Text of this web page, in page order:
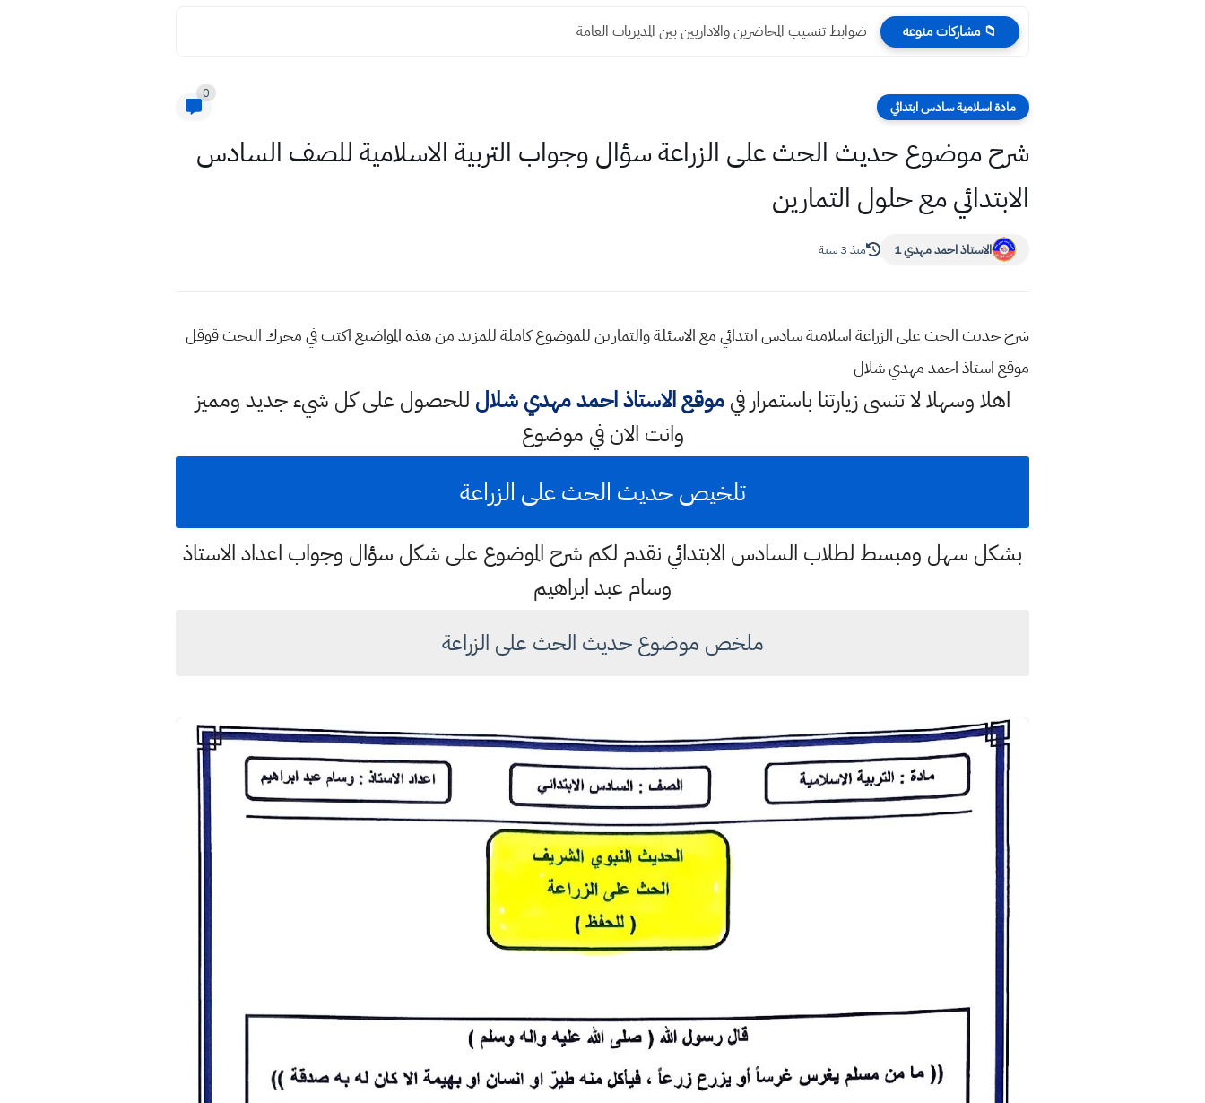
📁 مشاركات منوعه ضوابط تنسيب المحاضرين والاداريين بين المديريات العامة
مادة اسلامية سادس ابتدائي
0
شرح موضوع حديث الحث على الزراعة سؤال وجواب التربية الاسلامية للصف السادس
الابتدائي مع حلول التمارين
الاستاذ احمد مهدي 1 منذ 3 سنة
شرح حديث الحث على الزراعة اسلامية سادس ابتدائي مع الاسئلة والتمارين للموضوع كاملة للمزيد من هذه المواضيع اكتب في محرك البحث قوقل
موقع استاذ احمد مهدي شلال
اهلا وسهلالا تنسى زيارتنا باستمرار فيموقع الاستاذ احمد مهدي شلال للحصول على كل شيء جديد ومميز
وانت الان في موضوع
تلخيص حديث الحث على الزراعة
بشكل سهل ومبسط لطلاب السادس الابتدائي نقدم لكم شرح الموضوع على شكل سؤال وجواب اعداد الاستاذ
وسام عبد ابراهيم
ملخص موضوع حديث الحث على الزراعة